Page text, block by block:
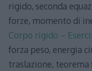
rigido, seconda
forze, momento di
Corpo rigido –
forza peso, energia
traslazione, teorema